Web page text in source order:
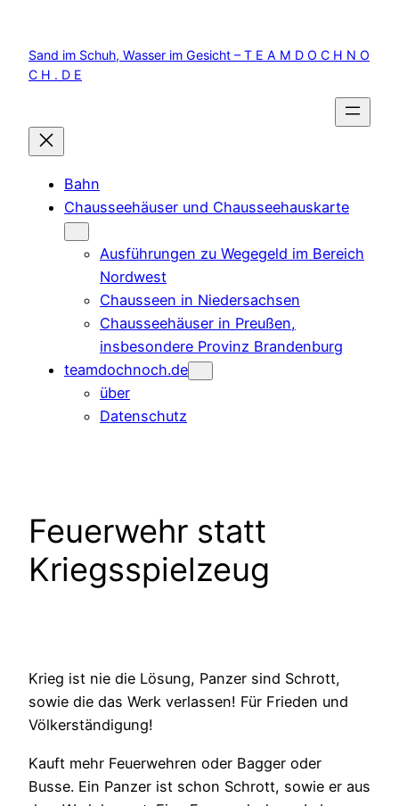
springen
Sand im Schuh, Wasser im Gesicht – T E A M D O C H N O
C H . D E
Bahn
Chausseehäuser und Chausseehauskarte
Ausführungen zu Wegegeld im Bereich
Nordwest
Chausseen in Niedersachsen
Chausseehäuser in Preußen,
insbesondere Provinz Brandenburg
teamdochnoch.de
über
Datenschutz
Feuerwehr statt
Kriegsspielzeug
Krieg ist nie die Lösung, Panzer sind Schrott,
sowie die das Werk verlassen! Für Frieden und
Völkerständigung!
Kauft mehr Feuerwehren oder Bagger oder
Busse. Ein Panzer ist schon Schrott, sowie er aus